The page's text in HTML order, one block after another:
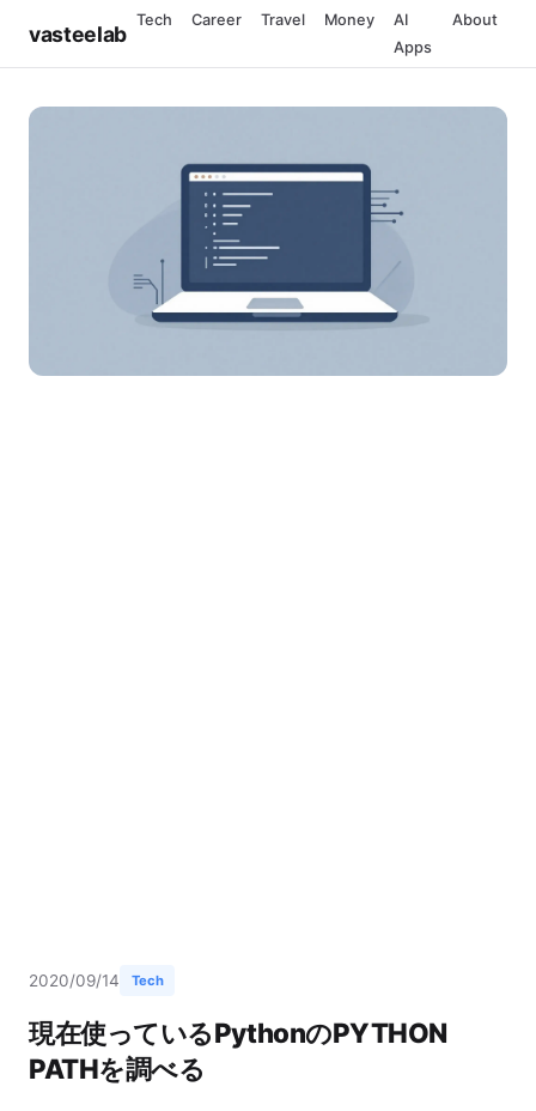
vasteelab
Tech Career Travel Money
AI
Apps
About
2020/09/14 Tech
現在使っているPythonのPYTHON
PATHを調べる